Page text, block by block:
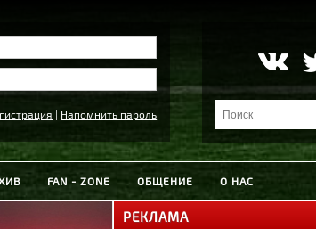
| Напомнить пароль
FAN - ZONE ОБЩЕНИЕ О НАС
РЕКЛАМА